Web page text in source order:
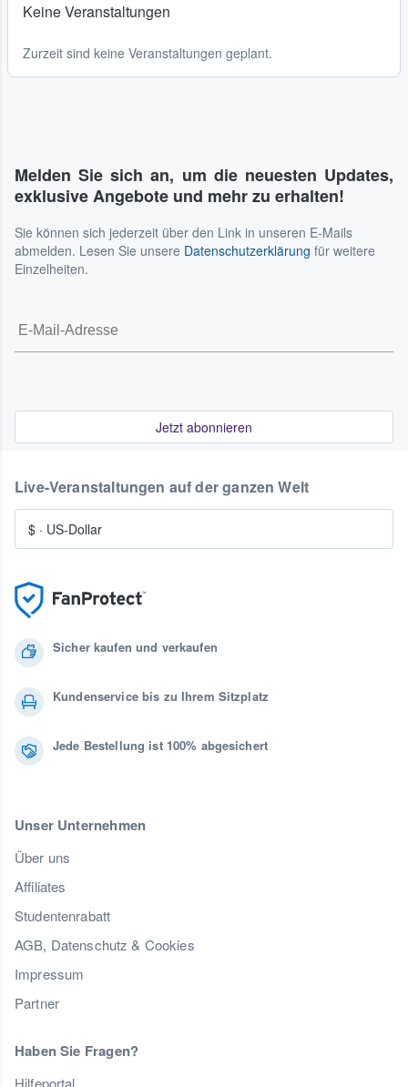
Keine Veranstaltungen
Zurzeit sind keine Veranstaltungen geplant.
Melden Sie sich an, um die neuesten Updates,
exklusive Angebote und mehr zu erhalten!
Sie können sich jederzeit über den Link in unseren E-Mails
abmelden. Lesen Sie unsere Datenschutzerklärung für weitere
Einzelheiten.
Jetzt abonnieren
Sicher kaufen und verkaufen
Kundenservice bis zu Ihrem Sitzplatz
Jede Bestellung ist 100% abgesichert
Unser Unternehmen
Über uns
Affiliates
Studentenrabatt
AGB, Datenschutz & Cookies
Impressum
Partner
Haben Sie Fragen?
Hilfeportal
Live-Veranstaltungen auf der ganzen Welt
$ · US-Dollar